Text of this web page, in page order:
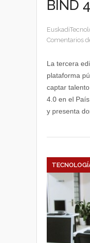
BIND
Comentarios
La tercera
plataforma
captar
4.0 en el
y presenta